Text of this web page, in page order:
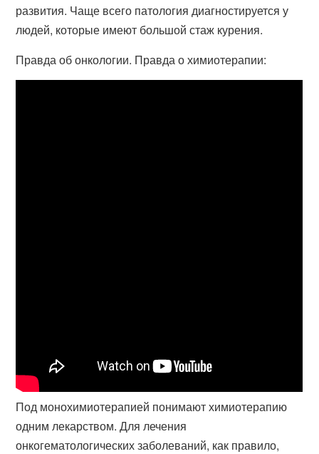
развития. Чаще всего патология диагностируется у
людей, которые имеют большой стаж курения.
Правда об онкологии. Правда о химиотерапии:
Под монохимиотерапией понимают химиотерапию
одним лекарством. Для лечения
онкогематологических заболеваний, как правило,